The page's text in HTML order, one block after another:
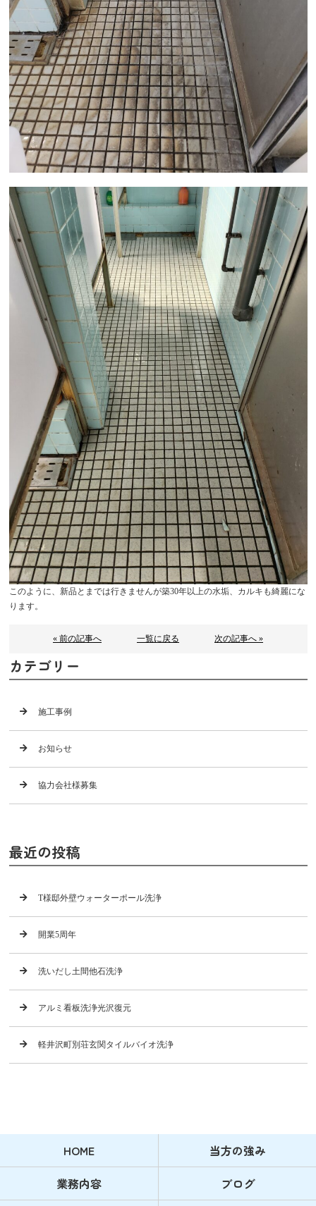
このように、新品とまでは行きませんが築30年以上の水垢、カルキも綺麗にな
ります。
« 前の記事へ 一覧に戻る 次の記事へ »
カテゴリー
施工事例
お知らせ
協力会社様募集
最近の投稿
T様邸外壁ウォーターポール洗浄
開業5周年
洗いだし土間他石洗浄
アルミ看板洗浄光沢復元
軽井沢町別荘玄関タイルバイオ洗浄
HOME
当方の強み
業務内容
ブログ